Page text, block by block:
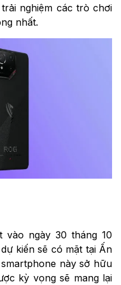
nghiệm các trò chơi
nhất.
vào ngày 30 tháng 10
kiến sẽ có mặt tại Ấn
này sở hữu
kỳ vọng sẽ mang lại